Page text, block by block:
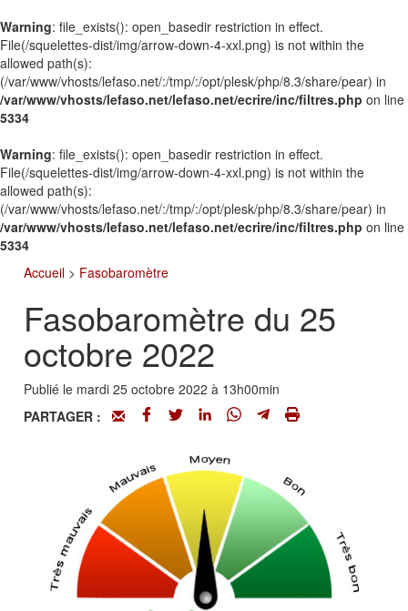
Warning: file_exists(): open_basedir restriction in effect.
File(/squelettes-dist/img/arrow-down-4-xxl.png) is not within the
allowed path(s):
(/var/www/vhosts/lefaso.net/:/tmp/:/opt/plesk/php/8.3/share/pear) in
/var/www/vhosts/lefaso.net/lefaso.net/ecrire/inc/filtres.php on line
5334
Warning: file_exists(): open_basedir restriction in effect.
File(/squelettes-dist/img/arrow-down-4-xxl.png) is not within the
allowed path(s):
(/var/www/vhosts/lefaso.net/:/tmp/:/opt/plesk/php/8.3/share/pear) in
/var/www/vhosts/lefaso.net/lefaso.net/ecrire/inc/filtres.php on line
5334
Accueil > Fasobaromètre
Fasobaromètre du 25
octobre 2022
Publié le mardi 25 octobre 2022 à 13h00min
PARTAGER :